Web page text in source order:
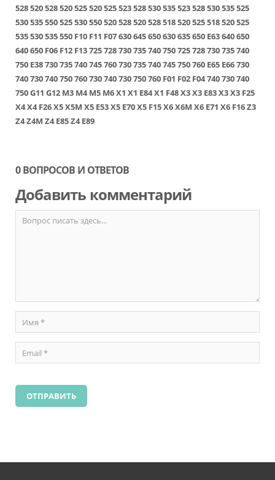
528520528520525520525523528530535523528530535525
530535550525530550520528520528518520525518520525
535530535550 F10 F11 F07630645650630635650 E63640650
640650 F06 F12 F13725728730735740750725728730735740
750 E38730735740745760730735740745750760 E65 E66730
740730740750760730740730750760 F01 F02 F04740730740
750G11 G12 M3 M4 M5 M6X1 X1 E84X1 F48X3X3 E83X3X3 F25
X4X4 F26X5X5M X5 E53X5 E70X5 F15X6X6M X6 E71 X6 F16Z3
Z4Z4M Z4 E85Z4 E89
0 ВОПРОСОВ И ОТВЕТОВ
Добавить комментарий